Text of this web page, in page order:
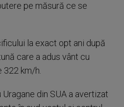
pe măsură ce se
la exact opt ani după
care a adus vânt cu
km/h.
din SUA a avertizat